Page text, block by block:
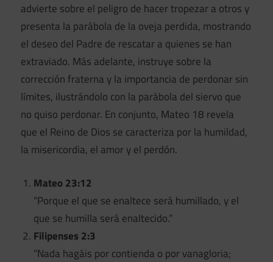
advierte sobre el peligro de hacer tropezar a otros y
presenta la parábola de la oveja perdida, mostrando
el deseo del Padre de rescatar a quienes se han
extraviado. Más adelante, instruye sobre la
corrección fraterna y la importancia de perdonar sin
límites, ilustrándolo con la parábola del siervo que
no quiso perdonar. En conjunto, Mateo 18 revela
que el Reino de Dios se caracteriza por la humildad,
la misericordia, el amor y el perdón.
Mateo 23:12
“Porque el que se enaltece será humillado, y el
que se humilla será enaltecido.”
Filipenses 2:3
“Nada hagáis por contienda o por vanagloria;